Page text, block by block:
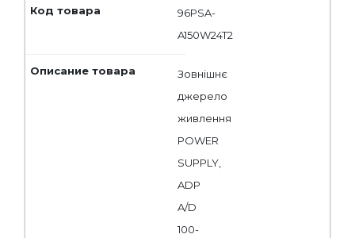
96PSA-
A150W24T2
Зовнішнє
джерело
живлення
POWER
SUPPLY,
ADP
A/D
100-